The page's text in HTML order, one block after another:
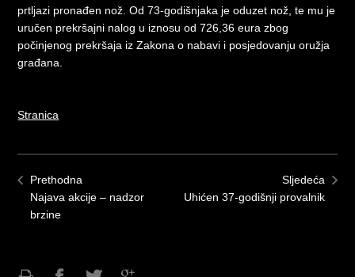
prtljazi pronađen nož. Od 73-godišnjaka je oduzet nož, te mu je
uručen prekršajni nalog u iznosu od 726,36 eura zbog
počinjenog prekršaja iz Zakona o nabavi i posjedovanju oružja
građana.
Stranica
Prethodna
Najava akcije – nadzor
brzine
Sljedeća
Uhićen 37-godišnji provalnik